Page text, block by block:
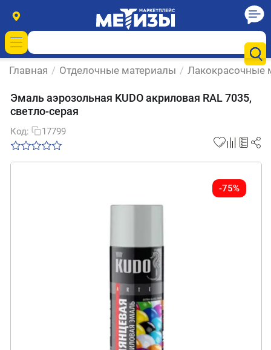
Главная / Отделочные материалы / Лакокрасочные
Эмаль аэрозольная KUDO акриловая RAL 7035,
светло-серая
Код: 17799
-75%